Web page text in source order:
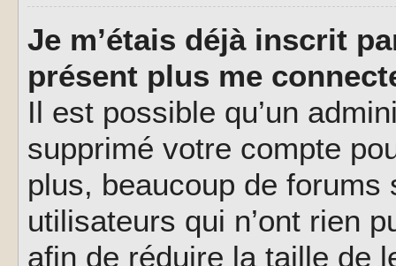
Je m’étais déjà inscrit
présent plus me
Il est possible qu’un
supprimé votre compte
plus, beaucoup de
utilisateurs qui n’ont rien
afin de réduire la taille de